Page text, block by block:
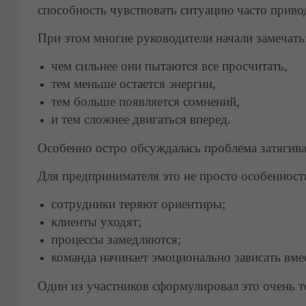
способность чувствовать ситуацию часто
При этом многие руководители начали
чем сильнее они пытаются все просчитать,
тем меньше остается энергии,
тем больше появляется сомнений,
и тем сложнее двигаться вперед.
Особенно остро обсуждалась проблема
Для предпринимателя это не просто
сотрудники теряют ориентиры;
клиенты уходят;
процессы замедляются;
команда начинает эмоционально зависать
Один из участников сформулировал это очень